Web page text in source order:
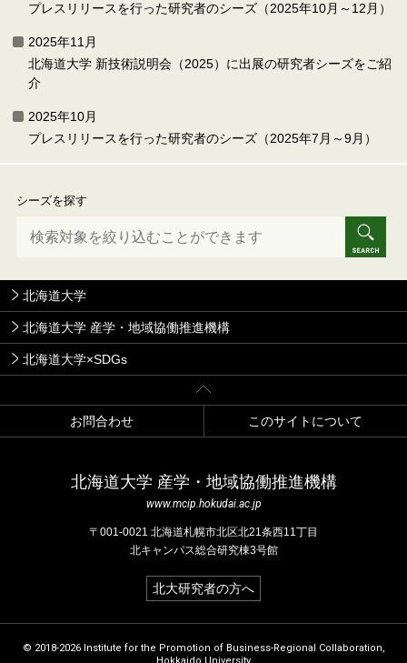
プレスリリースを行った研究者のシーズ（2025年10月～12月）
2025年11月
北海道大学 新技術説明会（2025）に出展の研究者シーズをご紹
介
2025年10月
プレスリリースを行った研究者のシーズ（2025年7月～9月）
シーズを探す
北海道大学
北海道大学 産学・地域協働推進機構
北海道大学×SDGs
北大研究者の方へ
お問合わせ このサイトについて
北海道⼤学 産学・地域協働推進機構
www.mcip.hokudai.ac.jp
〒001-0021 北海道札幌市北区北21条⻄11丁⽬
北キャンパス総合研究棟3号館
© 2018-2026 Institute for the Promotion of Business-Regional Collaboration,